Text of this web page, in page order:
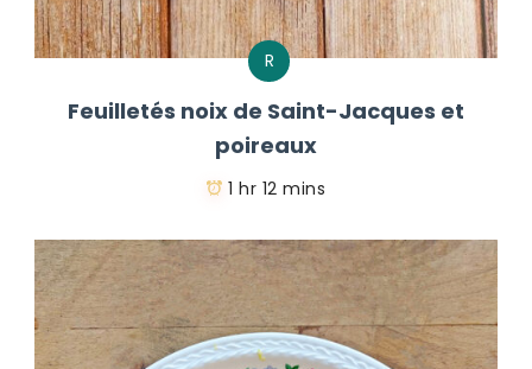
R
Feuilletés noix de Saint-Jacques et
poireaux
1 hr 12 mins